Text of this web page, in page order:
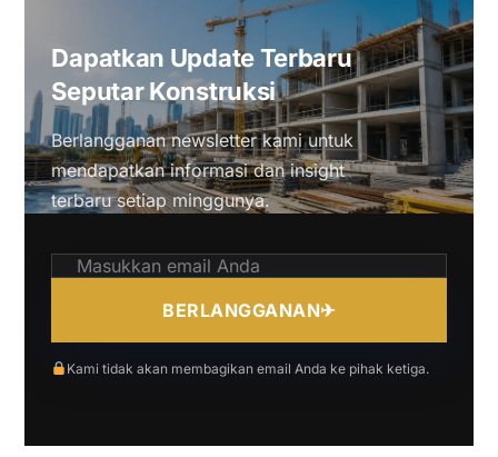
Dapatkan Update Terbaru
Seputar Konstruksi
Berlangganan newsletter kami untuk
mendapatkan informasi dan insight
terbaru setiap minggunya.
BERLANGGANAN✈
Kami tidak akan membagikan email Anda ke pihak ketiga.